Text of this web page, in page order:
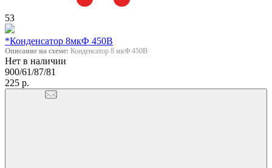
53
*Конденсатор 8мкФ 450В
Описание на схеме: Конденсатор 8 мкФ 450В
Нет в наличии
900/61/87/81
225 р.